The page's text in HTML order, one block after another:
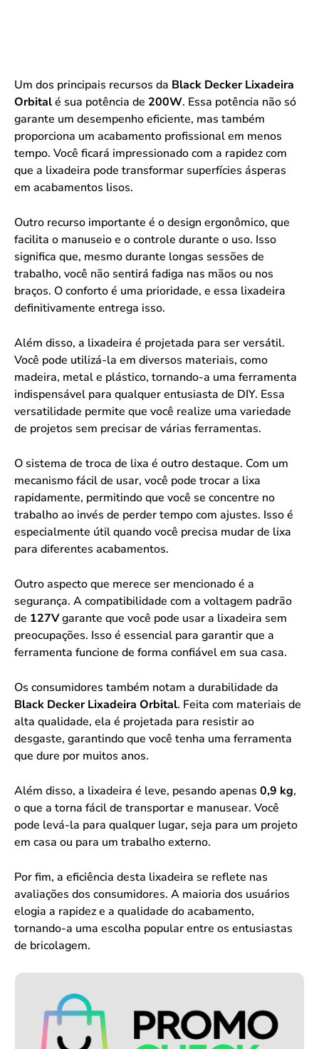
Um dos principais recursos da Black Decker Lixadeira
Orbitalé sua potência de 200W. Essa potência não só
garante um desempenho eficiente, mas também
proporciona um acabamento profissional em menos
tempo. Você ficará impressionado com a rapidez com
que a lixadeira pode transformar superfícies ásperas
em acabamentos lisos.
Outro recurso importante é o design ergonômico, que
facilita o manuseio e o controle durante o uso. Isso
significa que, mesmo durante longas sessões de
trabalho, você não sentirá fadiga nas mãos ou nos
braços. O conforto é uma prioridade, e essa lixadeira
definitivamente entrega isso.
Além disso, a lixadeira é projetada para ser versátil.
Você pode utilizá-la em diversos materiais, como
madeira, metal e plástico, tornando-a uma ferramenta
indispensável para qualquer entusiasta de DIY. Essa
versatilidade permite que você realize uma variedade
de projetos sem precisar de várias ferramentas.
O sistema de troca de lixa é outro destaque. Com um
mecanismo fácil de usar, você pode trocar a lixa
rapidamente, permitindo que você se concentre no
trabalho ao invés de perder tempo com ajustes. Isso é
especialmente útil quando você precisa mudar de lixa
para diferentes acabamentos.
Outro aspecto que merece ser mencionado é a
segurança. A compatibilidade com a voltagem padrão
de 127Vgarante que você pode usar a lixadeira sem
preocupações. Isso é essencial para garantir que a
ferramenta funcione de forma confiável em sua casa.
Os consumidores também notam a durabilidade da
Black Decker Lixadeira Orbital. Feita com materiais de
alta qualidade, ela é projetada para resistir ao
desgaste, garantindo que você tenha uma ferramenta
que dure por muitos anos.
Além disso, a lixadeira é leve, pesando apenas 0,9 kg,
o que a torna fácil de transportar e manusear. Você
pode levá-la para qualquer lugar, seja para um projeto
em casa ou para um trabalho externo.
Por fim, a eficiência desta lixadeira se reflete nas
avaliações dos consumidores. A maioria dos usuários
elogia a rapidez e a qualidade do acabamento,
tornando-a uma escolha popular entre os entusiastas
de bricolagem.